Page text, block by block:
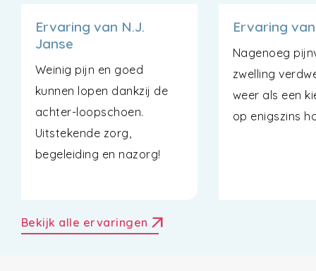
Ervaring van N.J.
Janse
Weinig pijn en goed
kunnen lopen dankzij de
achter-loopschoen.
Uitstekende zorg,
begeleiding en nazorg!
Ervaring
Nagenoeg
zwelling
weer als een
op enigszins
Bekijk alle ervaringen arrow_outward